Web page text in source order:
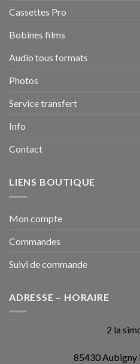
Cassettes Pro
Bobines films
Audio tous formats
Photos
Service transfert
Info
Contact
LIENS BOUTIQUE
Mon compte
Commandes
Suivi de commande
ADRESSE – HORAIRE
2 la
85430 Aubigny